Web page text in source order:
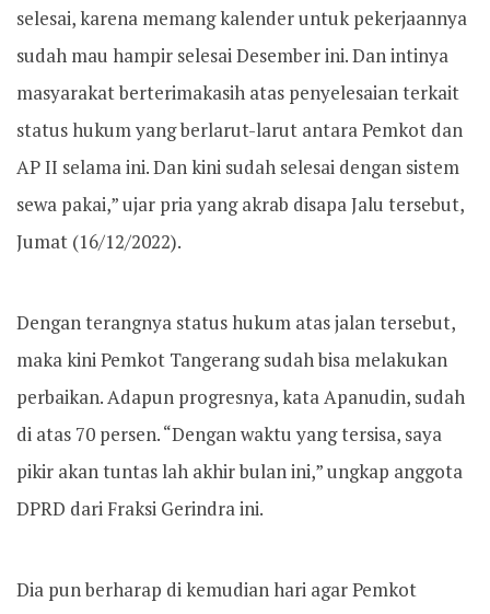
selesai, karena memang kalender untuk pekerjaannya
sudah mau hampir selesai Desember ini. Dan intinya
masyarakat berterimakasih atas penyelesaian terkait
status hukum yang berlarut-larut antara Pemkot dan
AP II selama ini. Dan kini sudah selesai dengan sistem
sewa pakai,” ujar pria yang akrab disapa Jalu tersebut,
Jumat (16/12/2022).
Dengan terangnya status hukum atas jalan tersebut,
maka kini Pemkot Tangerang sudah bisa melakukan
perbaikan. Adapun progresnya, kata Apanudin, sudah
di atas 70 persen. “Dengan waktu yang tersisa, saya
pikir akan tuntas lah akhir bulan ini,” ungkap anggota
DPRD dari Fraksi Gerindra ini.
Dia pun berharap di kemudian hari agar Pemkot